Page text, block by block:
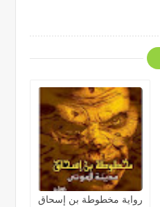
رواية مخطوطة بن إسحاق